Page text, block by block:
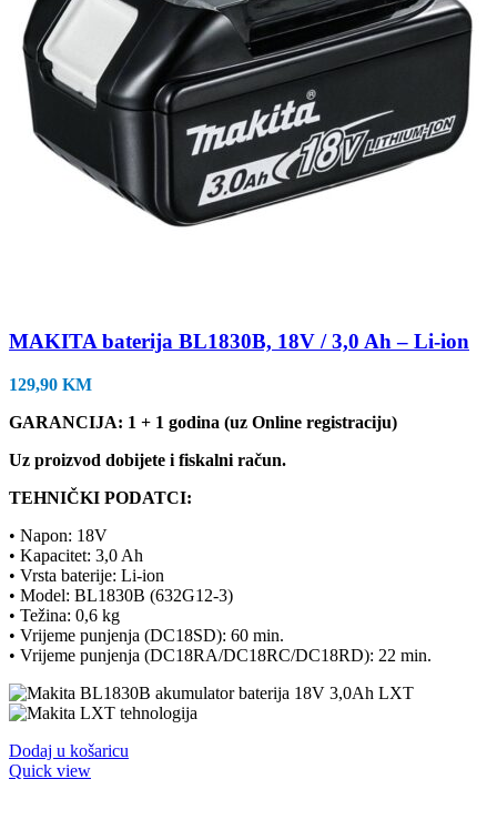
MAKITA baterija BL1830B, 18V / 3,0 Ah – Li-ion
129,90 KM
GARANCIJA: 1 + 1 godina (uz Online registraciju)
Uz proizvod dobijete i fiskalni račun.
TEHNIČKI PODATCI:
• Napon: 18V
• Kapacitet: 3,0 Ah
• Vrsta baterije: Li-ion
• Model: BL1830B (632G12-3)
• Težina: 0,6 kg
• Vrijeme punjenja (DC18SD): 60 min.
• Vrijeme punjenja (DC18RA/DC18RC/DC18RD): 22 min.
Dodaj u košaricu
Quick view